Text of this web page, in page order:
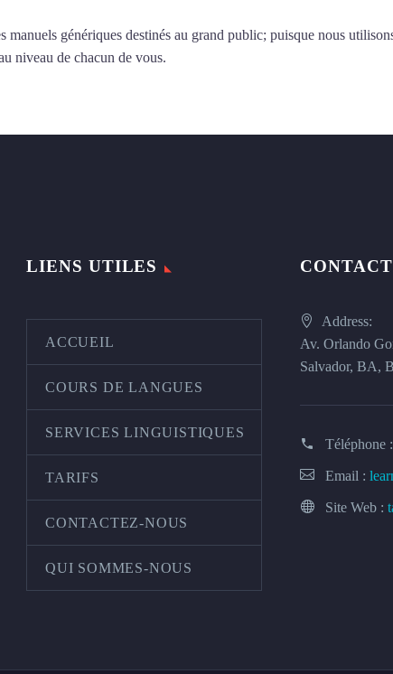
manuels génériques destinés au grand public; puisque nous
niveau de chacun de vous.
LIENS UTILES
ACCUEIL
COURS DE LANGUES
SERVICES LINGUISTIQUES
TARIFS
CONTACTEZ-NOUS
QUI SOMMES-NOUS
Address:
Av. Orlando
Salvador, BA,
Téléphone :
Email :
Site Web :